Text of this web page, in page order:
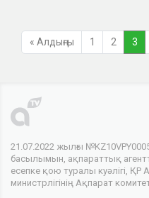
« Алдыңғы 1 2 3
21.07.2022 жылғы
басылымын, ақпараттық
есепке қою туралы куәлігі,
министрлігінің Ақпарат